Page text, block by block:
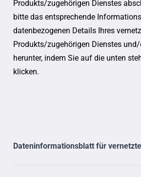
Produkts/zugehörigen Dienstes
bitte das entsprechende
datenbezogenen Details Ihres
Produkts/zugehörigen Dienstes
herunter, indem Sie auf die unten
klicken.
Dateninformationsblatt für